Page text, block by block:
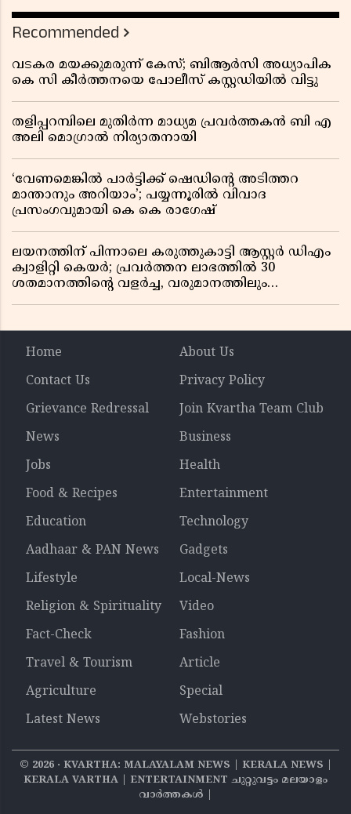
റിപ്പോർട്ട് പുറത്ത്
Recommended
വടകര മയക്കുമരുന്ന് കേസ്; ബിആർസി അധ്യാപിക
കെ സി കീർത്തനയെ പോലീസ് കസ്റ്റഡിയിൽ വിട്ടു
തളിപ്പറമ്പിലെ മുതിർന്ന മാധ്യമ പ്രവർത്തകൻ ബി എ
അലി മൊഗ്രാൽ നിര്യാതനായി
‘വേണമെങ്കിൽ പാർട്ടിക്ക് ഷെഡിൻ്റെ അടിത്തറ
മാന്താനും അറിയാം’; പയ്യന്നൂരിൽ വിവാദ
പ്രസംഗവുമായി കെ കെ രാഗേഷ്
ലയനത്തിന് പിന്നാലെ കരുത്തുകാട്ടി ആസ്റ്റർ ഡിഎം
ക്വാളിറ്റി കെയർ; പ്രവർത്തന ലാഭത്തിൽ 30
ശതമാനത്തിൻ്റെ വളർച്ച, വരുമാനത്തിലും
Home
About Us
Contact Us
Privacy Policy
Grievance Redressal
Join Kvartha Team Club
News
Business
Jobs
Health
Food & Recipes
Entertainment
Education
Technology
Aadhaar & PAN News
Gadgets
Lifestyle
Local-News
Religion & Spirituality
Video
Fact-Check
Fashion
Travel & Tourism
Article
Agriculture
Special
Latest News
Webstories
© 2026‧ KVARTHA: MALAYALAM NEWS | KERALA NEWS |
KERALA VARTHA | ENTERTAINMENT ചുറ്റുവട്ടം മലയാളം
വാര്‍ത്തകൾ |